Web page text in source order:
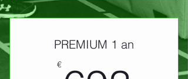
Salle Fitness illimité
PREMIUM 1 an
€